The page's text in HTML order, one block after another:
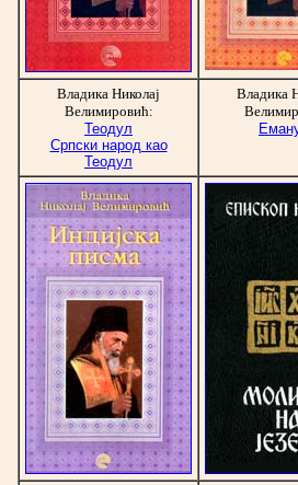
Владика Николај
Велимировић:
Теодул
Српски народ као
Теодул
Владика